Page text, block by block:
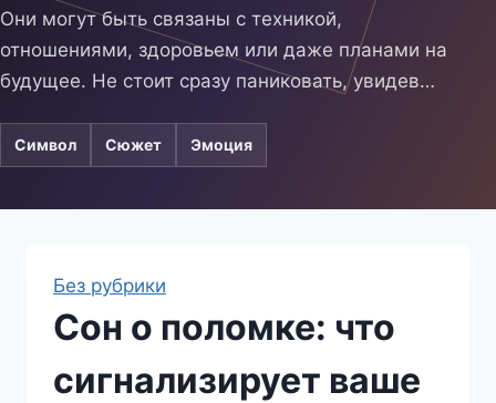
Они могут быть связаны с техникой,
отношениями, здоровьем или даже планами на
будущее. Не стоит сразу паниковать, увидев…
Символ Сюжет Эмоция
Без рубрики
Сон о поломке: что
сигнализирует ваше